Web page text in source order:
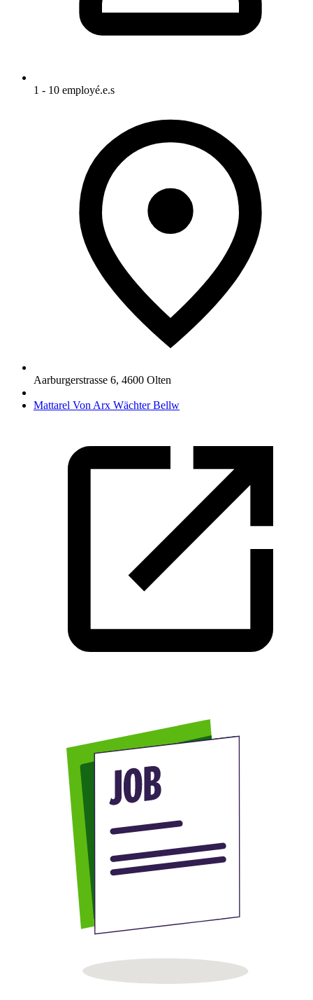
1 - 10 employé.e.s
Aarburgerstrasse 6, 4600 Olten
Mattarel Von Arx Wächter Bellw